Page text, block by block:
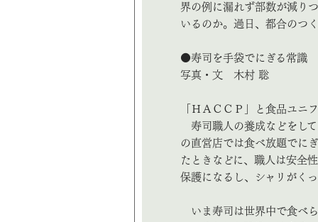
界の例に漏れず部数が減り
いるのか。過日、都合のつ
●寿司を手袋でにぎる常識
写真・文 木村 聡
「ＨＡＣＣＰ」と食品ユニ
寿司職人の養成などをし
の直営店では食べ放題でに
たときなどに、職人は安全
保護になるし、シャリがく
いま寿司は世界中で食べ